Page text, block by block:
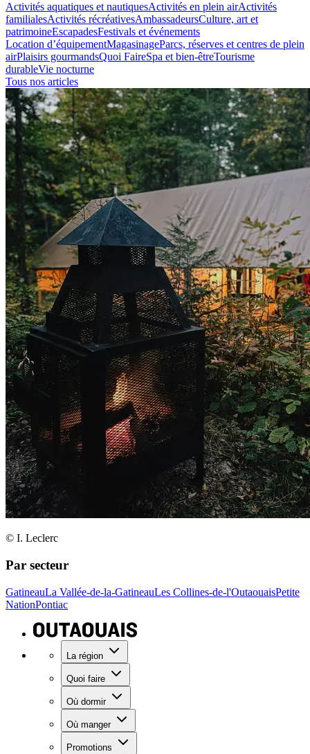
Activités aquatiques et nautiquesActivités en plein airActivités
familialesActivités récréativesAmbassadeursCulture, art et
patrimoineEscapadesFestivals et événements
Location d’équipementMagasinageParcs, réserves et centres de plein
airPlaisirs gourmandsQuoi FaireSpa et bien-êtreTourisme
durableVie nocturne
Tous nos articles
© I. Leclerc
Par secteur
GatineauLa Vallée-de-la-GatineauLes Collines-de-l'OutaouaisPetite
NationPontiac
La région
Quoi faire
Où dormir
Où manger
Promotions